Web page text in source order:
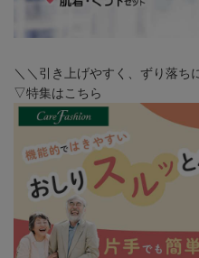
＼＼引き上げやすく、ずり落ち
▽特集はこちら